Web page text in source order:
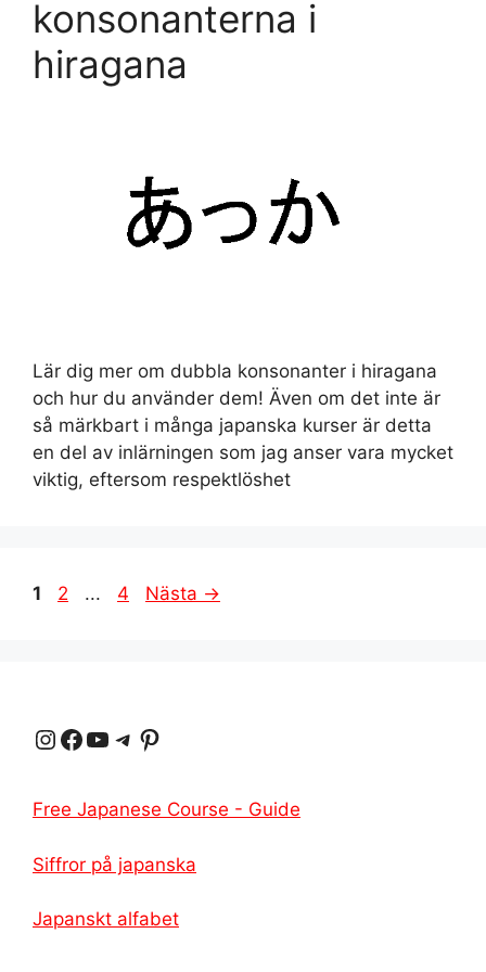
konsonanterna i
hiragana
Lär dig mer om dubbla konsonanter i hiragana
och hur du använder dem! Även om det inte är
så märkbart i många japanska kurser är detta
en del av inlärningen som jag anser vara mycket
viktig, eftersom respektlöshet
Sidan
1 Sidan
2 ... Sidan
4 Nästa →
Instagram Facebook YouTube Telegram Pinterest
Free Japanese Course - Guide
Siffror på japanska
Japanskt alfabet